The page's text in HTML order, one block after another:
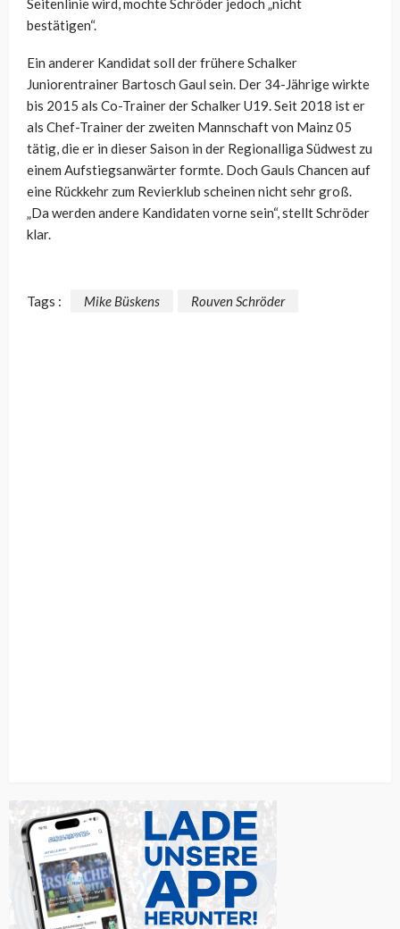
Seitenlinie wird, mochte Schröder jedoch „nicht
bestätigen“.
Ein anderer Kandidat soll der frühere Schalker
Juniorentrainer Bartosch Gaul sein. Der 34-Jährige wirkte
bis 2015 als Co-Trainer der Schalker U19. Seit 2018 ist er
als Chef-Trainer der zweiten Mannschaft von Mainz 05
tätig, die er in dieser Saison in der Regionalliga Südwest zu
einem Aufstiegsanwärter formte. Doch Gauls Chancen auf
eine Rückkehr zum Revierklub scheinen nicht sehr groß.
„Da werden andere Kandidaten vorne sein“, stellt Schröder
klar.
Tags : Mike Büskens Rouven Schröder